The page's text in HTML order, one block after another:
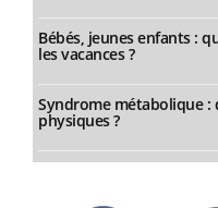
Bébés, jeunes enfants :
les vacances ?
Syndrome métabolique :
physiques ?